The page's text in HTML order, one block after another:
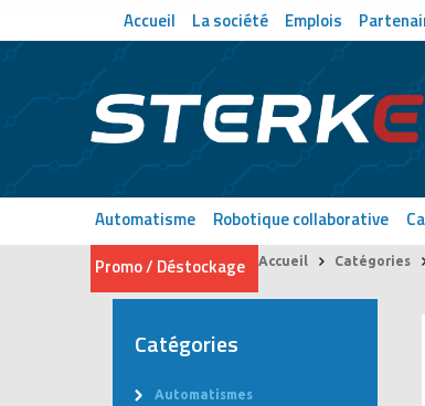
Accueil La société Emplois
Automatisme Robotique collaborative
Promo / Déstockage
Accueil Catégories
Catégories
Automatismes